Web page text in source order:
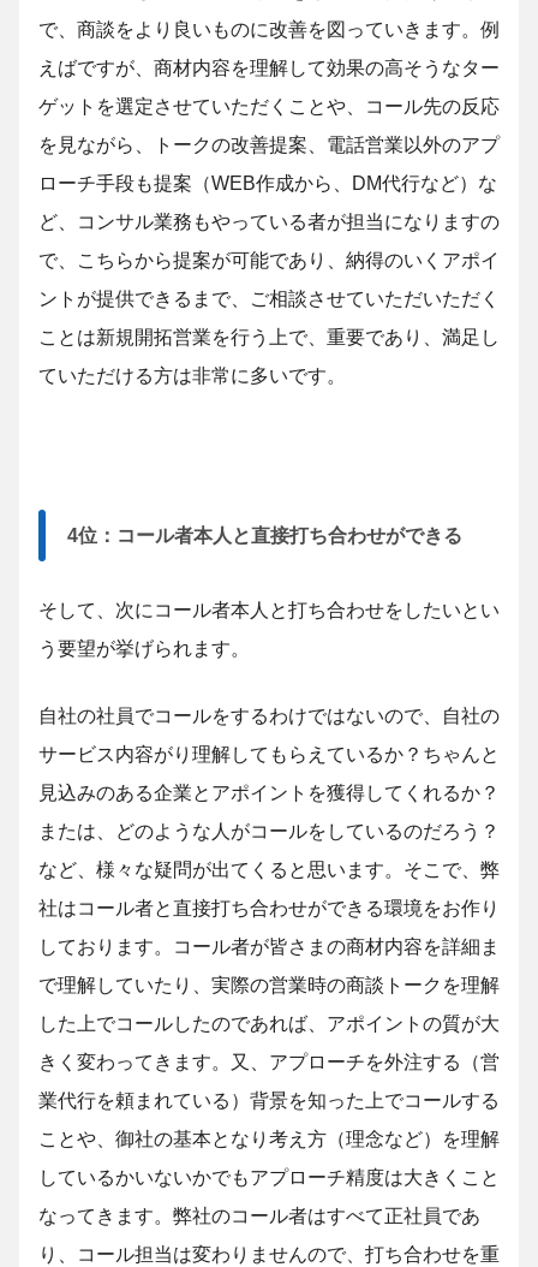
で、商談をより良いものに改善を図っていきます。例
えばですが、商材内容を理解して効果の高そうなター
ゲットを選定させていただくことや、コール先の反応
を見ながら、トークの改善提案、電話営業以外のアプ
ローチ手段も提案（WEB作成から、DM代行など）な
ど、コンサル業務もやっている者が担当になりますの
で、こちらから提案が可能であり、納得のいくアポイ
ントが提供できるまで、ご相談させていただいただく
ことは新規開拓営業を行う上で、重要であり、満足し
ていただける方は非常に多いです。
4位：コール者本人と直接打ち合わせができる
そして、次にコール者本人と打ち合わせをしたいとい
う要望が挙げられます。
自社の社員でコールをするわけではないので、自社の
サービス内容がり理解してもらえているか？ちゃんと
見込みのある企業とアポイントを獲得してくれるか？
または、どのような人がコールをしているのだろう？
など、様々な疑問が出てくると思います。そこで、弊
社はコール者と直接打ち合わせができる環境をお作り
しております。コール者が皆さまの商材内容を詳細ま
で理解していたり、実際の営業時の商談トークを理解
した上でコールしたのであれば、アポイントの質が大
きく変わってきます。又、アプローチを外注する（営
業代行を頼まれている）背景を知った上でコールする
ことや、御社の基本となり考え方（理念など）を理解
しているかいないかでもアプローチ精度は大きくこと
なってきます。弊社のコール者はすべて正社員であ
り、コール担当は変わりませんので、打ち合わせを重